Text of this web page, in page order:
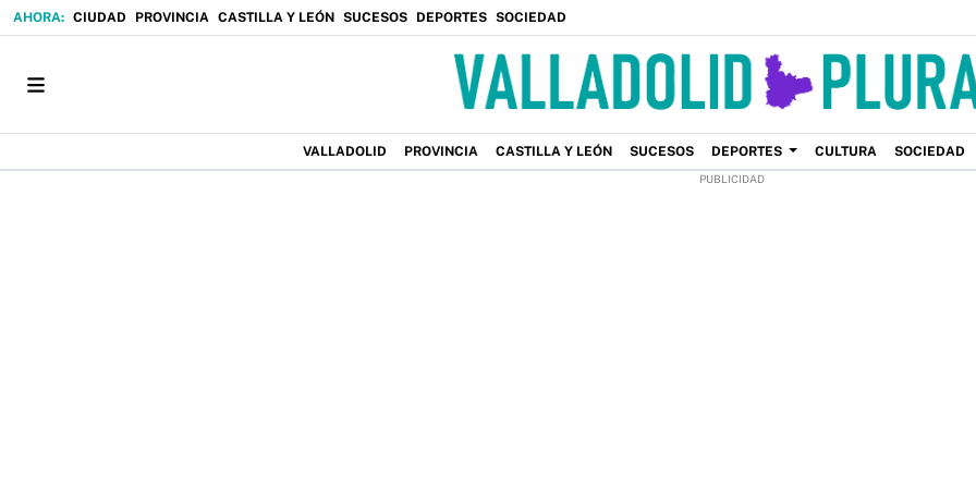
CIUDAD PROVINCIA CASTILLA Y LEÓN SUCESOS DEPORTES SOCIEDAD
VALLADOLID PROVINCIA CASTILLA Y LEÓN SUCESOS DEPORTES CULTURA SOCIEDAD